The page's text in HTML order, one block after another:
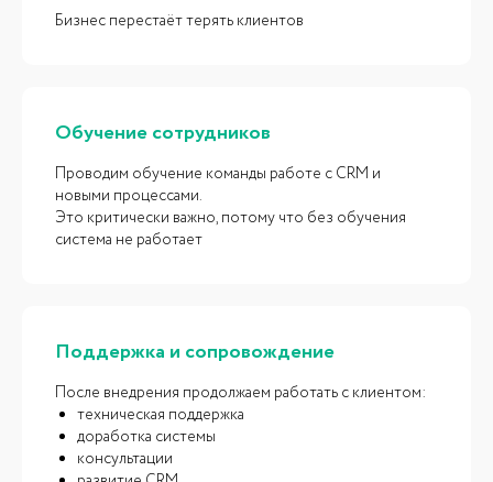
Бизнес перестаёт терять клиентов
Обучение сотрудников
Проводим обучение команды работе с CRM и
новыми процессами.
Это критически важно, потому что без обучения
система не работает
Поддержка и сопровождение
После внедрения продолжаем работать с клиентом:
техническая поддержка
доработка системы
консультации
ОТВЕТЫна часто
задаваемые вопросы